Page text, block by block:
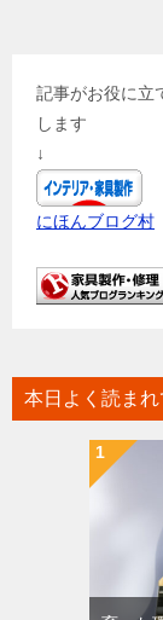
記事がお役に立
します
↓
にほんブログ村
本日よく読ま